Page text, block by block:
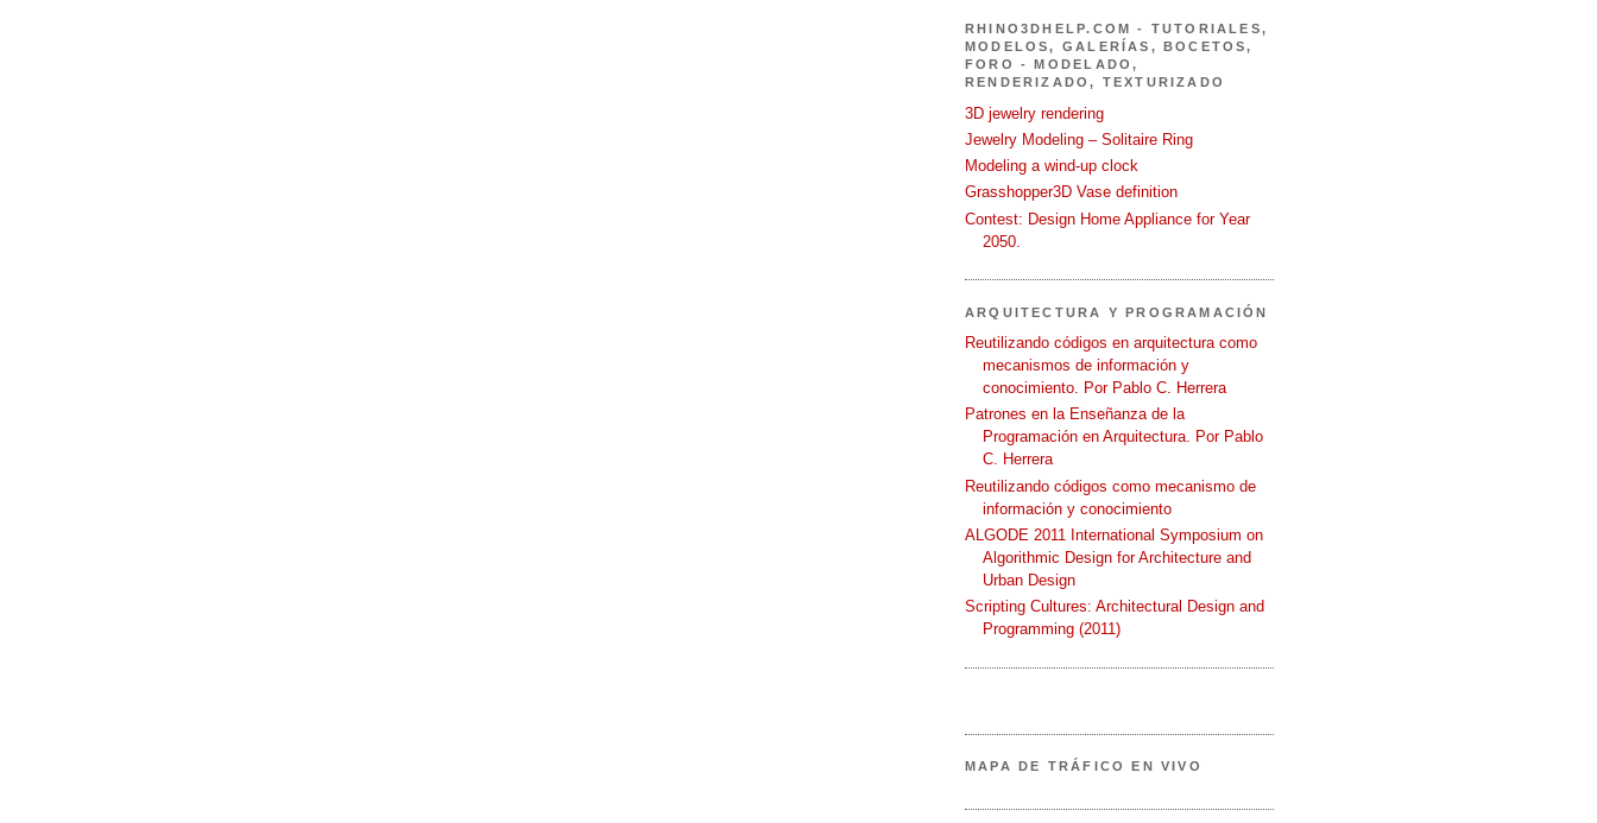
RHINO3DHELP.COM - TUTORIALES,
MODELOS, GALERÍAS, BOCETOS,
FORO - MODELADO,
RENDERIZADO, TEXTURIZADO
3D jewelry rendering
Jewelry Modeling – Solitaire Ring
Modeling a wind-up clock
Grasshopper3D Vase definition
Contest: Design Home Appliance for Year
2050.
ARQUITECTURA Y PROGRAMACIÓN
Reutilizando códigos en arquitectura como
mecanismos de información y
conocimiento. Por Pablo C. Herrera
Patrones en la Enseñanza de la
Programación en Arquitectura. Por Pablo
C. Herrera
Reutilizando códigos como mecanismo de
información y conocimiento
ALGODE 2011 International Symposium on
Algorithmic Design for Architecture and
Urban Design
Scripting Cultures: Architectural Design and
Programming (2011)
MAPA DE TRÁFICO EN VIVO